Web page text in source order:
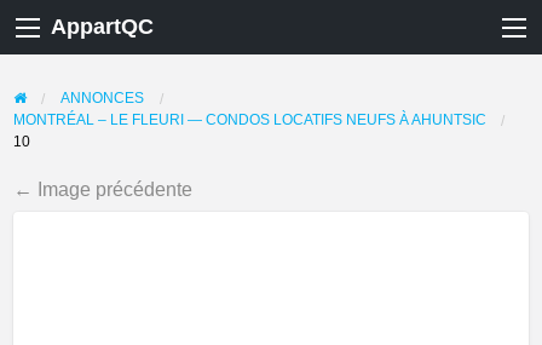
AppartQC
ANNONCES
MONTRÉAL – LE FLEURI — CONDOS LOCATIFS NEUFS À AHUNTSIC
10
← Image précédente